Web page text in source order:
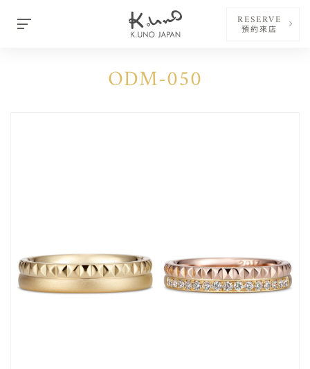
RESERVE
預約來店
ODM-050